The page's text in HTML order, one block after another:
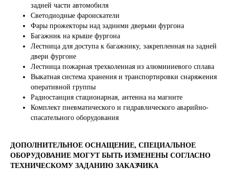
задней части автомобиля
Светодиодные фароискатели
Фары прожекторы над задними дверьми фургона
Багажник на крыше фургона
Лестница для доступа к багажнику, закрепленная на задней
двери фургоне
Лестница пожарная трехколенная из алюминиевого сплава
Выкатная система хранения и транспортировки снаряжения
оперативной группы
Радиостанция стационарная, антенна на магните
Комплект пневматического и гидравлического аварийно-
спасательного оборудования
ДОПОЛНИТЕЛЬНОЕ ОСНАЩЕНИЕ, СПЕЦИАЛЬНОЕ
ОБОРУДОВАНИЕ МОГУТ БЫТЬ ИЗМЕНЕНЫ СОГЛАСНО
ТЕХНИЧЕСКОМУ ЗАДАНИЮ ЗАКАЗЧИКА